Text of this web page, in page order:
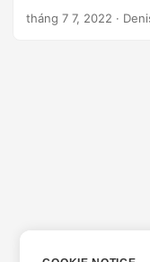
này sẽ trình bày
tháng 7 7, 2022 ·